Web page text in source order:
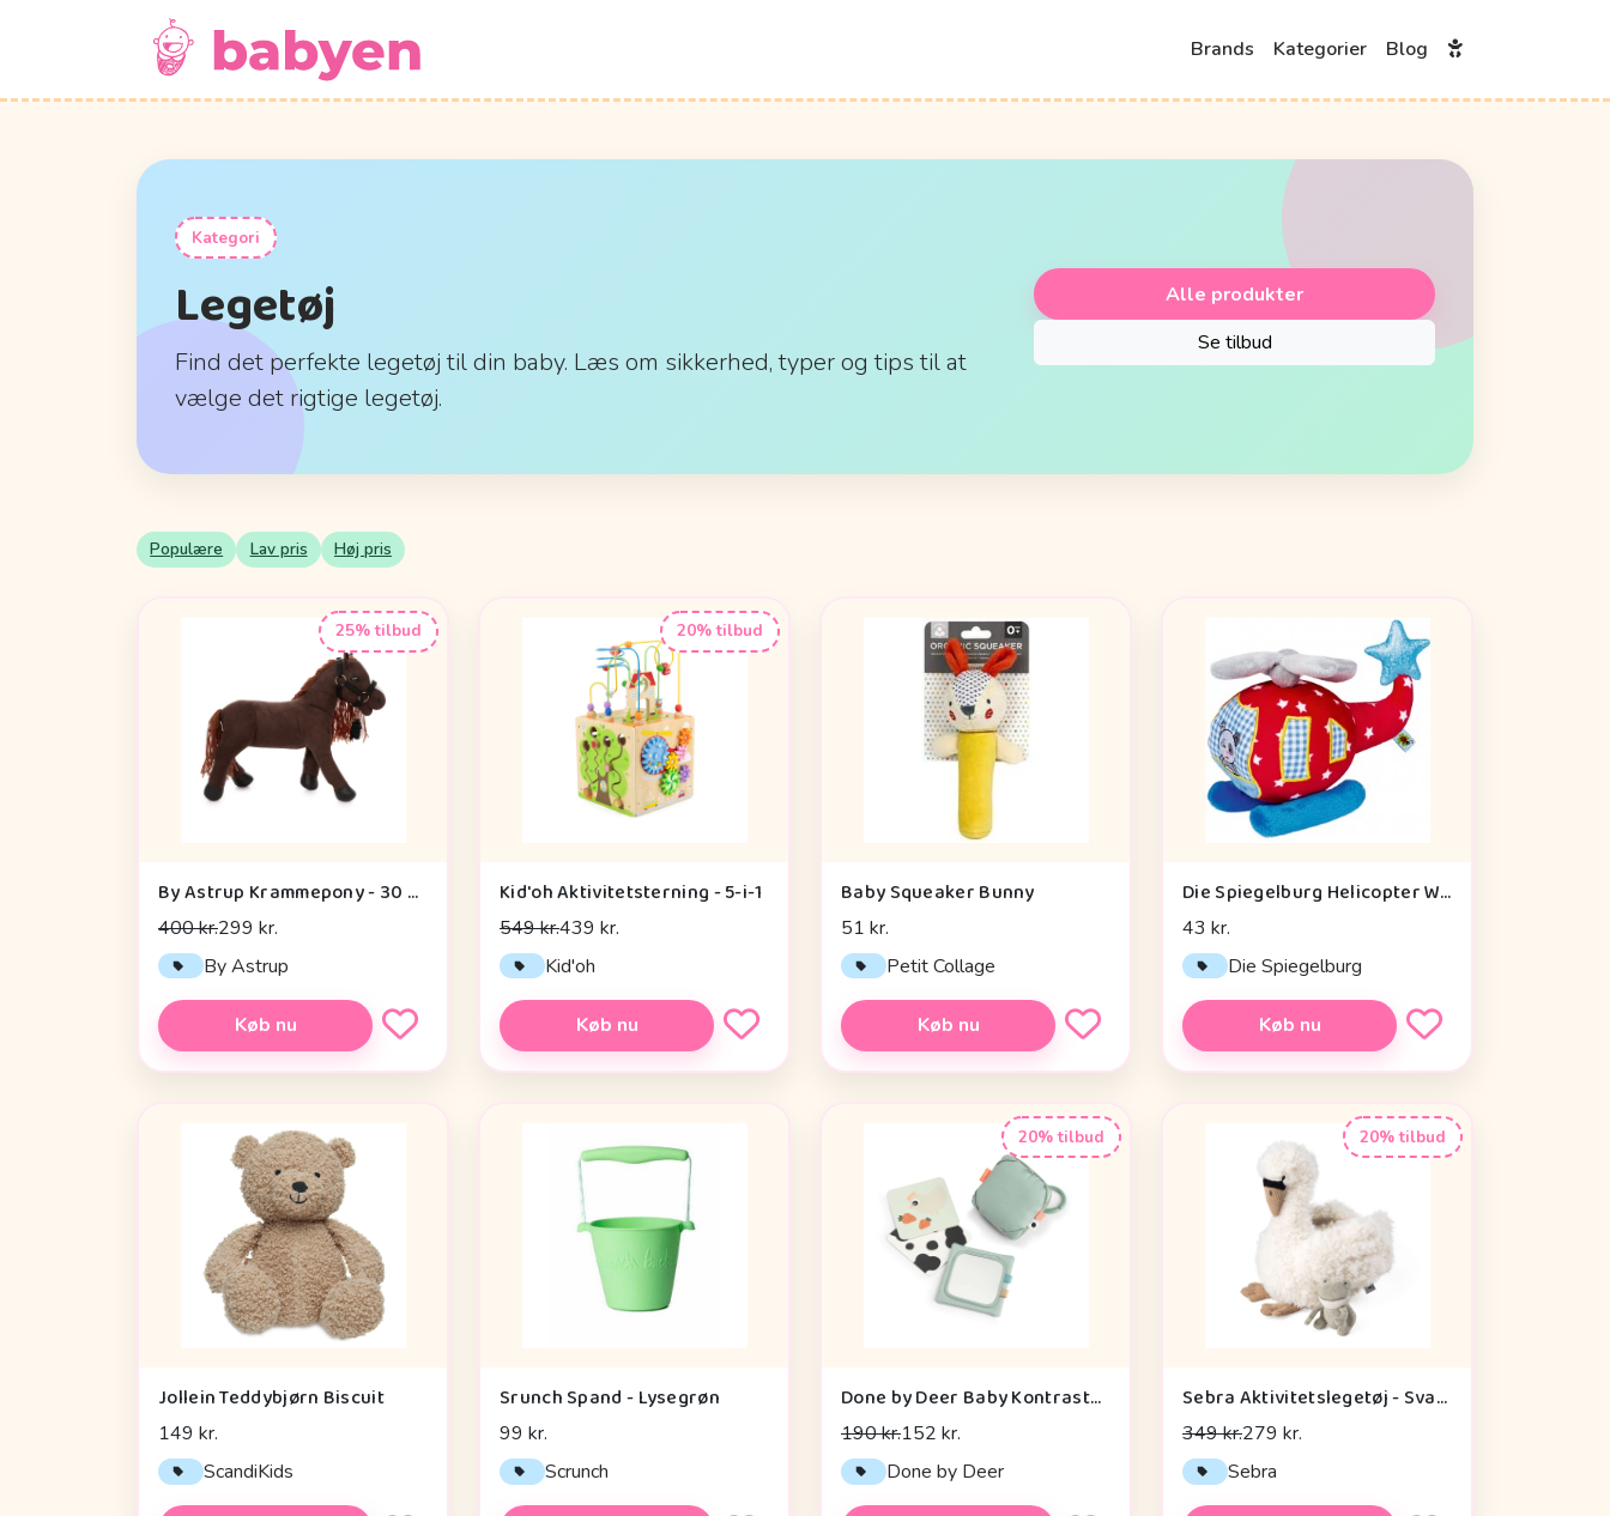
Brands Kategorier Blog
Kategori
Legetøj
Find det perfekte legetøj til din baby. Læs om sikkerhed, typer og tips til at
vælge det rigtige legetøj.
Alle produkter
Se tilbud
Populære Lav pris Høj pris
25% tilbud
By Astrup Krammepony - 30 cm. - Pixie - Brun
400 kr.299 kr.
By Astrup
Køb nu
20% tilbud
Kid'oh Aktivitetsterning - 5-i-1
549 kr.439 kr.
Kid'oh
Køb nu
Baby Squeaker Bunny
51 kr.
Petit Collage
Køb nu
Die Spiegelburg Helicopter With Vibration Module Baby Charms - Legetøj
43 kr.
Die Spiegelburg
Køb nu
Jollein Teddybjørn Biscuit
149 kr.
ScandiKids
Srunch Spand - Lysegrøn
99 kr.
Scrunch
20% tilbud
Done by Deer Baby Kontrastkortholder - Tiny Farm - Grøn
190 kr.152 kr.
Done by Deer
20% tilbud
Sebra Aktivitetslegetøj - Svane
349 kr.279 kr.
Sebra